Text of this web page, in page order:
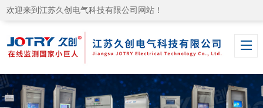
欢迎来到江苏久创电气科技有限公司网站！